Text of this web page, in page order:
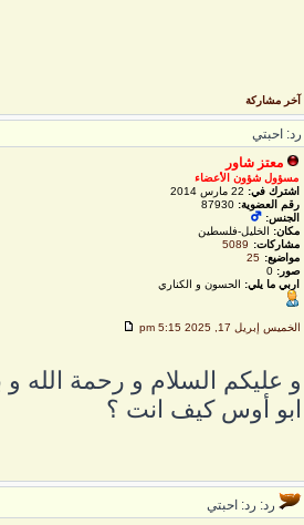
آخر مشاركة
احبتي
معتز شاور
مسؤول شؤون الأعضاء
اشترك في:22 مارس 2014
رقم العضوية:87930
الجنس:
مكان:الخليل-فلسطين
مشاركات:
5089
مواضيع:
25
صور: 0
اربي ما يلي:الحسون و الكناري
الخميس إبريل 17, 2025 5:15 pm
عليكم السلام و رحمة الله و
أوس كيف انت ؟
رد: رد: احبتي